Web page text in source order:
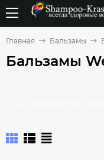
Главная Бальзамы
Бальзамы